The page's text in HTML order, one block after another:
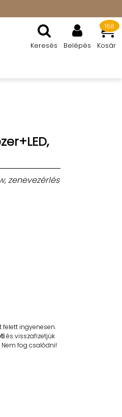
Keresés Belépés Kosár
168
zenevezérlés
felett ingyenesen.
és visszafizetjük
Nem fog csalódni!